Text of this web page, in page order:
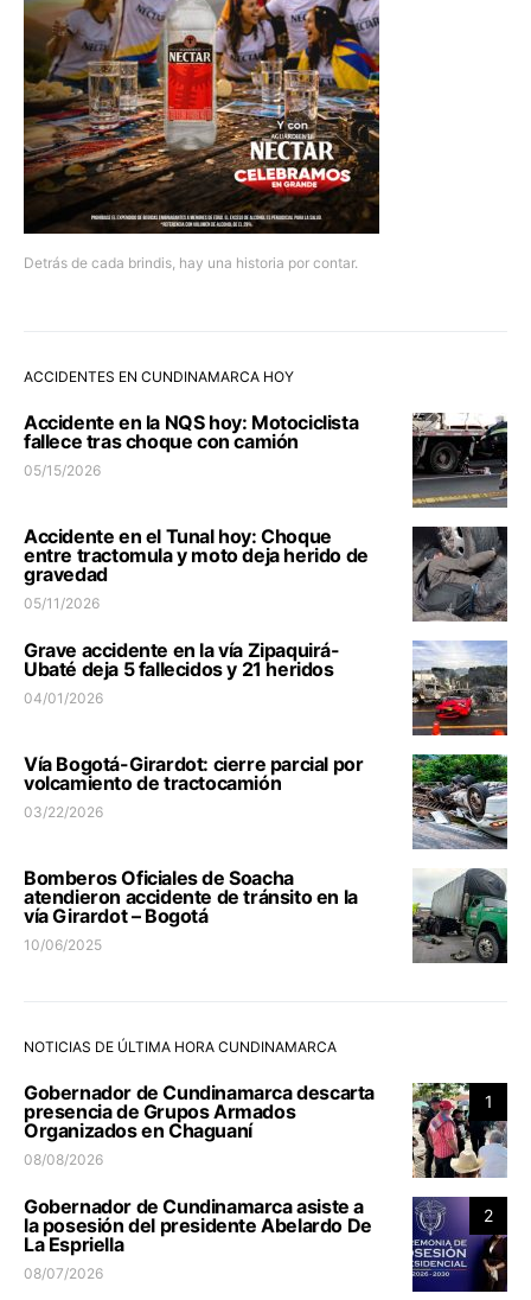
Detrás de cada brindis, hay una historia por contar.
ACCIDENTES EN CUNDINAMARCA HOY
Accidente en la NQS hoy: Motociclista
fallece tras choque con camión
05/15/2026
Accidente en el Tunal hoy: Choque
entre tractomula y moto deja herido de
gravedad
05/11/2026
Grave accidente en la vía Zipaquirá-
Ubaté deja 5 fallecidos y 21 heridos
04/01/2026
Vía Bogotá-Girardot: cierre parcial por
volcamiento de tractocamión
03/22/2026
Bomberos Oficiales de Soacha
atendieron accidente de tránsito en la
vía Girardot – Bogotá
10/06/2025
NOTICIAS DE ÚLTIMA HORA CUNDINAMARCA
1
Gobernador de Cundinamarca descarta
presencia de Grupos Armados
Organizados en Chaguaní
08/08/2026
2
Gobernador de Cundinamarca asiste a
la posesión del presidente Abelardo De
La Espriella
08/07/2026